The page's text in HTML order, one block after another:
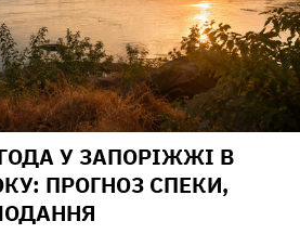
У ЗАПОРІЖЖІ В
ПРОГНОЗ СПЕКИ,